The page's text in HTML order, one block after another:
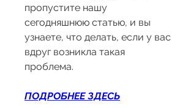
пропустите нашу
сегодняшнюю статью, и вы
узнаете, что делать, если у вас
вдруг возникла такая
проблема.
ПОДРОБНЕЕ ЗДЕСЬ